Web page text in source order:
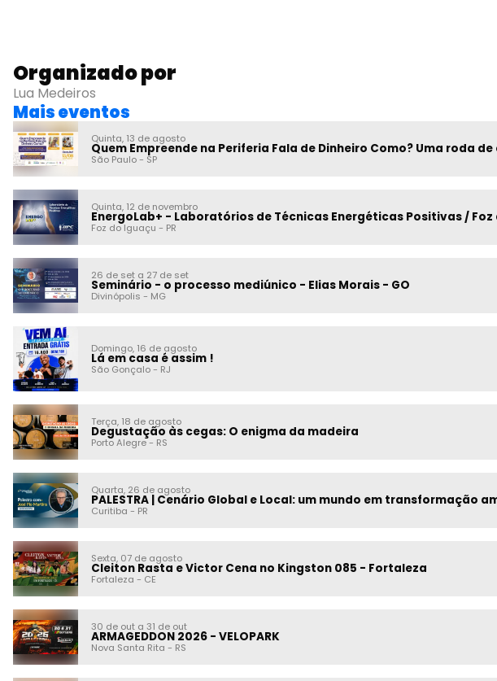
Organizado por
Lua Medeiros
Mais eventos
Quinta, 13 de agosto
Quem Empreende na Periferia Fala de Dinheiro Como? Uma roda
São Paulo- SP
Quinta, 12 de novembro
EnergoLab+ - Laboratórios de Técnicas Energéticas Positivas / Foz
Foz do Iguaçu - PR
26 de set a 27 de set
Seminário - o processo mediúnico - Elias Morais - GO
Divinópolis - MG
Domingo, 16 de agosto
Lá em casa é assim !
São Gonçalo- RJ
Terça, 18 de agosto
Degustação às cegas: O enigma da madeira
Porto Alegre- RS
Quarta, 26 de agosto
Curitiba - PR
Sexta, 07 de agosto
Cleiton Rasta e Victor Cena no Kingston 085 - Fortaleza
Fortaleza - CE
30 de out a 31 de out
ARMAGEDDON 2026 - VELOPARK
Nova Santa Rita - RS